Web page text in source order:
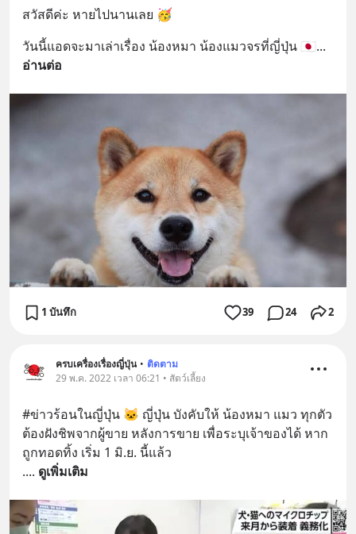
สวัสดีค่ะ หายไปนานเลย 🥳
วันนี้แอดจะมาเล่าเรื่อง น้องหมา น้องแมวจรที่ญี่ปุ่น 🇯🇵
อ่านต่อ
1 บันทึก 39 24 2
ครบเครื่องเรื่องญี่ปุ่น • ติดตาม
29 พ.ค. 2022 เวลา 06:21 • สัตว์เลี้ยง
#ข่าวร้อนในญี่ปุ่น 🐱 ญี่ปุ่น บังคับให้ น้องหมา แมว ทุกตัว
ต้องฝังชิพจากผู้ขาย หลังการขาย เพื่อระบุเจ้าของได้ หาก
ถูกทอดทิ้ง เริ่ม 1 มิ.ย. นี้แล้ว
.... ดูเพิ่มเติม